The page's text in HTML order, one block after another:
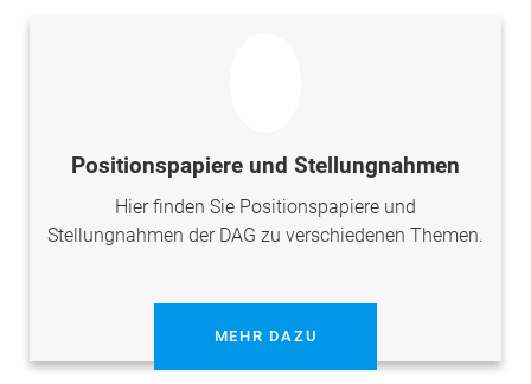
Positionspapiere und Stellungnahmen
Hier finden Sie Positionspapiere und
Stellungnahmen der DAG zu verschiedenen Themen.
MEHR DAZU